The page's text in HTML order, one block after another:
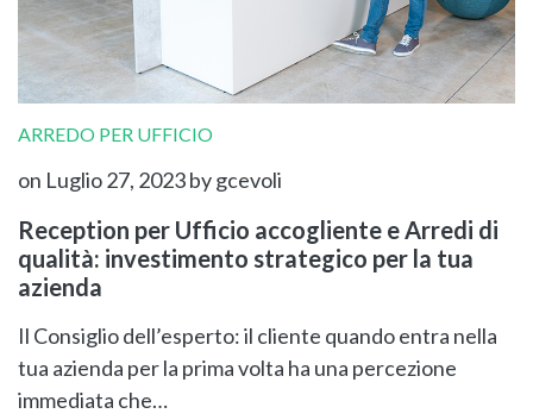
ARREDO PER UFFICIO
on Luglio 27, 2023by gcevoli
Reception per Ufficio accogliente e Arredi di
qualità: investimento strategico per la tua
azienda
Il Consiglio dell’esperto: il cliente quando entra nella
tua azienda per la prima volta ha una percezione
immediata che…